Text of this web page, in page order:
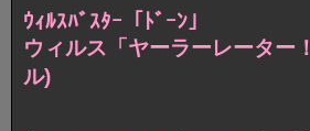
ｳｨﾙｽﾊﾞｽﾀｰ「ﾄﾞｰﾝ」
ウィルス「ヤーラーレータ
ル)